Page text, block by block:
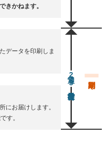
きかねます。
データを印刷しま
にお届けします。
す。
通常23営業日後出荷